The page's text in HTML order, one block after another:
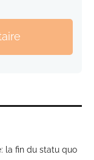
la fin du statu quo